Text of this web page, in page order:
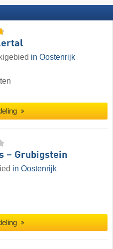
in Oostenrijk
– Grubigstein
in Oostenrijk